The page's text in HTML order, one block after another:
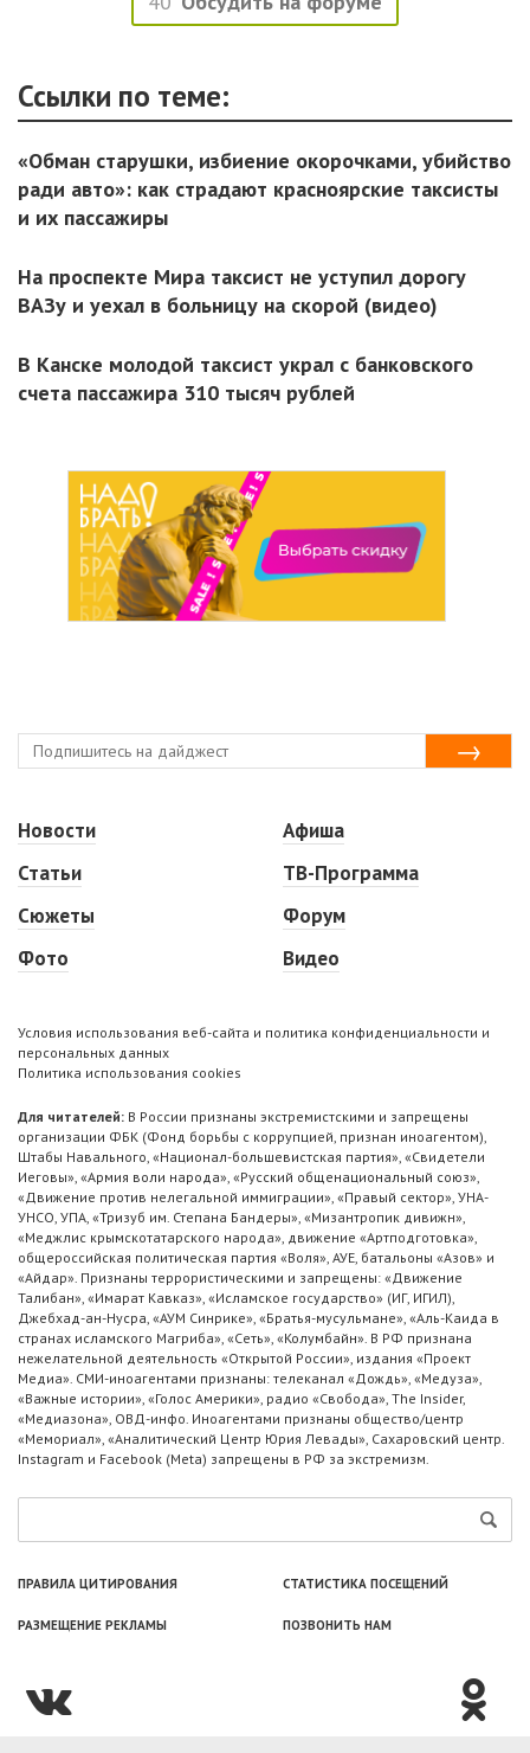
Ссылки по теме:
«Обман старушки, избиение окорочками, убийство
ради авто»: как страдают красноярские таксисты
и их пассажиры
На проспекте Мира таксист не уступил дорогу
ВАЗу и уехал в больницу на скорой (видео)
В Канске молодой таксист украл с банковского
счета пассажира 310 тысяч рублей
Новости
Статьи
Сюжеты
Фото
Афиша
ТВ-Программа
Форум
Видео
Условия использования веб-сайта и политика конфиденциальности и
персональных данных
Политика использования cookies
Для читателей: В России признаны экстремистскими и запрещены
организации ФБК (Фонд борьбы с коррупцией, признан иноагентом),
Штабы Навального, «Национал-большевистская партия», «Свидетели
Иеговы», «Армия воли народа», «Русский общенациональный союз»,
«Движение против нелегальной иммиграции», «Правый сектор», УНА-
УНСО, УПА, «Тризуб им. Степана Бандеры», «Мизантропик дивижн»,
«Меджлис крымскотатарского народа», движение «Артподготовка»,
общероссийская политическая партия «Воля», АУЕ, батальоны «Азов» и
«Айдар». Признаны террористическими и запрещены: «Движение
Талибан», «Имарат Кавказ», «Исламское государство» (ИГ, ИГИЛ),
Джебхад-ан-Нусра, «АУМ Синрике», «Братья-мусульмане», «Аль-Каида в
странах исламского Магриба», «Сеть», «Колумбайн». В РФ признана
нежелательной деятельность «Открытой России», издания «Проект
Медиа». СМИ-иноагентами признаны: телеканал «Дождь», «Медуза»,
«Важные истории», «Голос Америки», радио «Свобода», The Insider,
«Медиазона», ОВД-инфо. Иноагентами признаны общество/центр
«Мемориал», «Аналитический Центр Юрия Левады», Сахаровский центр.
Instagram и Facebook (Metа) запрещены в РФ за экстремизм.
ПРАВИЛА ЦИТИРОВАНИЯ СТАТИСТИКА ПОСЕЩЕНИЙ
РАЗМЕЩЕНИЕ РЕКЛАМЫ ПОЗВОНИТЬ НАМ